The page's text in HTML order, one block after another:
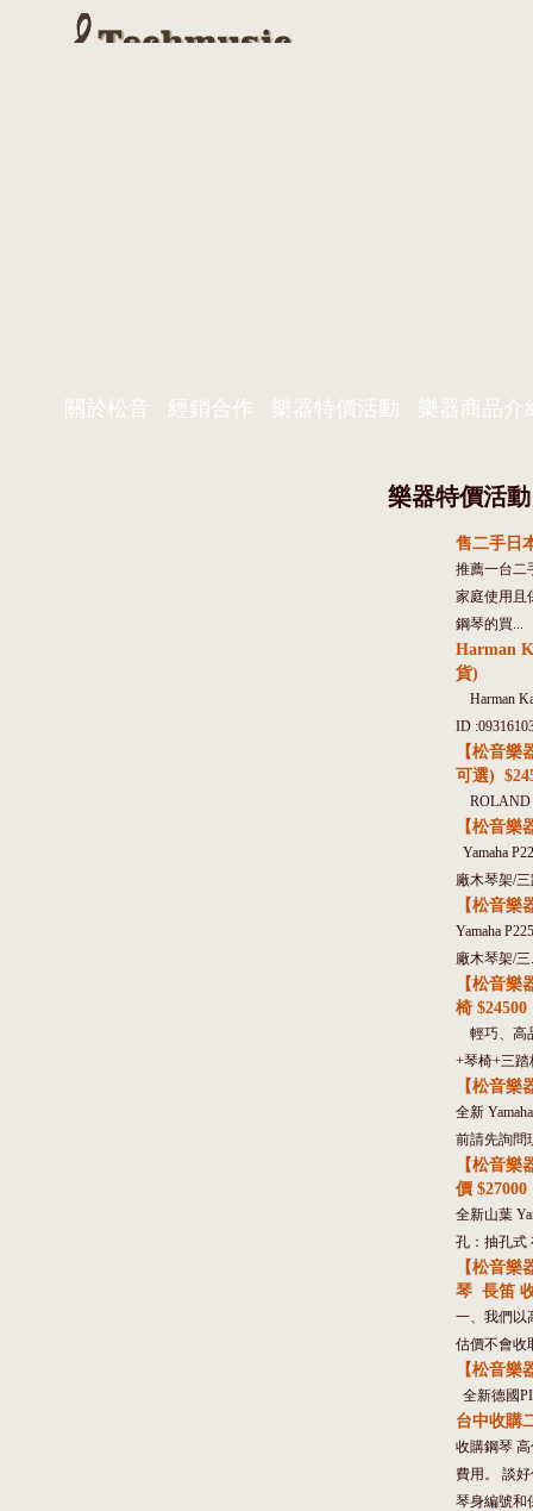
關於松音 經銷合作 樂器特價活動 樂器商品介
樂器特價活動
售二手日
推薦一台二
家庭使用且
鋼琴的買...
Harman
貨)
Harman
ID
【松音
可選)
ROLAND
【松音樂
Yamaha
廠木琴架/三
【松音
Yamaha
廠木琴架/三
【松音
椅 $24500
輕巧、高
+琴椅+三踏
【松音
全新
前請先詢問
【松音
價 $27000
全新山葉
孔：抽孔式
【松音
琴 長笛
一、我們
估價不會收
【松音
全新德國
台中收購
收購鋼琴
費用。 談
琴身編號和